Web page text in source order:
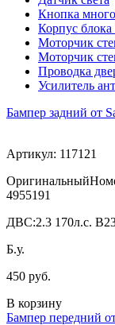
Кнопка
Корпус блока
Моторчик
Моторчик
Проводка
Усилитель
Бампер задний от
Артикул: 117121
4955191
ДВС:2.3 170л.с.
Б.у.
450 руб.
В корзину
Бампер передний